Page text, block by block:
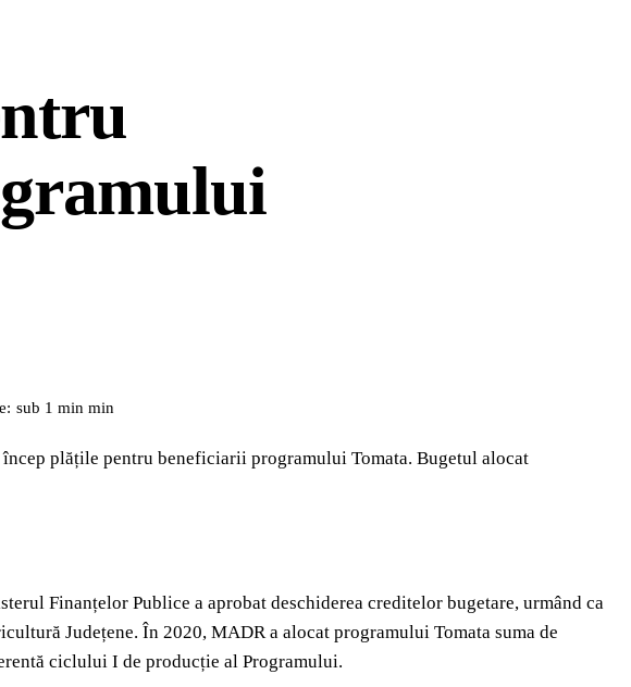
sub 1 min min
plățile pentru beneficiarii programului Tomata. Bugetul alocat
Finanțelor Publice a aprobat deschiderea creditelor bugetare, urmând ca
Județene. În 2020, MADR a alocat programului Tomata suma de
ciclului I de producție al Programului.